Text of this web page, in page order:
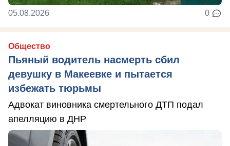
05.08.2026 0
Общество
Пьяный водитель насмерть сбил
девушку в Макеевке и пытается
избежать тюрьмы
Адвокат виновника смертельного ДТП подал
апелляцию в ДНР